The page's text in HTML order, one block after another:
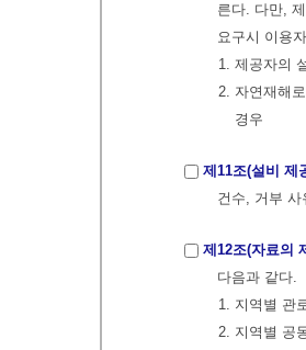
른다. 다만,
요구시 이용
1. 제공자의
2. 자연재해
경우
제11조(설비 제
건수, 거부
제12조(자료의
다음과 같다.
1. 지역별 관
2. 지역별 공